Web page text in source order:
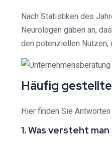
Nach Statistiken des
Neurologen gaben an,
den potenziellen Nutzen,
Häufig
Hier finden Sie
1. Was versteht